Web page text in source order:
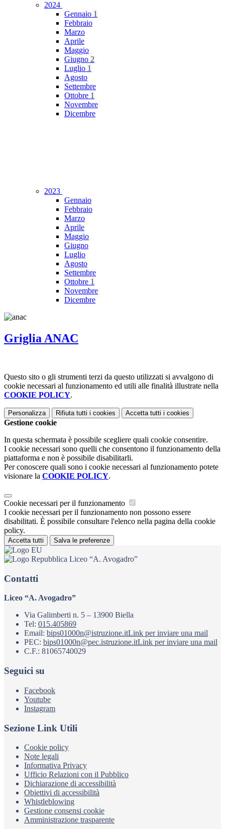
2024
Gennaio 1
Febbraio
Marzo
Aprile
Maggio
Giugno 2
Luglio 1
Agosto
Settembre
Ottobre 1
Novembre
Dicembre
2023
Gennaio
Febbraio
Marzo
Aprile
Maggio
Giugno
Luglio
Agosto
Settembre
Ottobre 1
Novembre
Dicembre
Griglia ANAC
Questo sito o gli strumenti terzi da questo utilizzati si avvalgono di
cookie necessari al funzionamento ed utili alle finalità illustrate nella
COOKIE POLICY.
Personalizza Rifiuta tutti i cookies Accetta tutti i cookies
Gestione cookie
In questa schermata è possibile scegliere quali cookie consentire.
I cookie necessari sono quelli che consentono il funzionamento della
piattaforma e non è possibile disabilitarli.
Per conoscere quali sono i cookie necessari al funzionamento potete
visionare la COOKIE POLICY.
Cookie necessari per il funzionamento
I cookie necessari per il funzionamento non possono essere
disabilitati. È possibile consultare l'elenco nella pagina della cookie
policy.
Accetta tutti Salva le preferenze
Liceo “A. Avogadro”
Contatti
Liceo “A. Avogadro”
Via Galimberti n. 5 – 13900 Biella
Tel: 015.405869
Email: bips01000n@istruzione.itLink per inviare una mail
PEC: bips01000n@pec.istruzione.itLink per inviare una mail
C.F.: 81065740029
Seguici su
Facebook
Youtube
Instagram
Sezione Link Utili
Cookie policy
Note legali
Informativa Privacy
Ufficio Relazioni con il Pubblico
Dichiarazione di accessibilità
Obiettivi di accessibilità
Whistleblowing
Gestione consensi cookie
Amministrazione trasparente